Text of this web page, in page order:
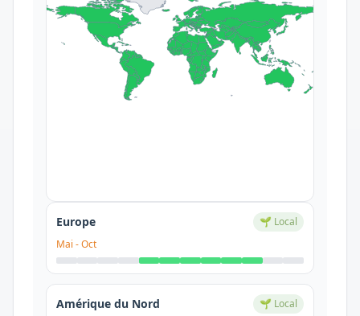
Europe
🌱 Local
Mai -Oct
Amérique du Nord 🌱 Local